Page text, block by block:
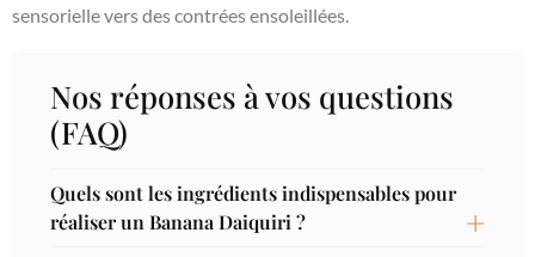
sensorielle vers des contrées ensoleillées.
Nos réponses à vos questions
(FAQ)
Quels sont les ingrédients indispensables pour
réaliser un Banana Daiquiri ?